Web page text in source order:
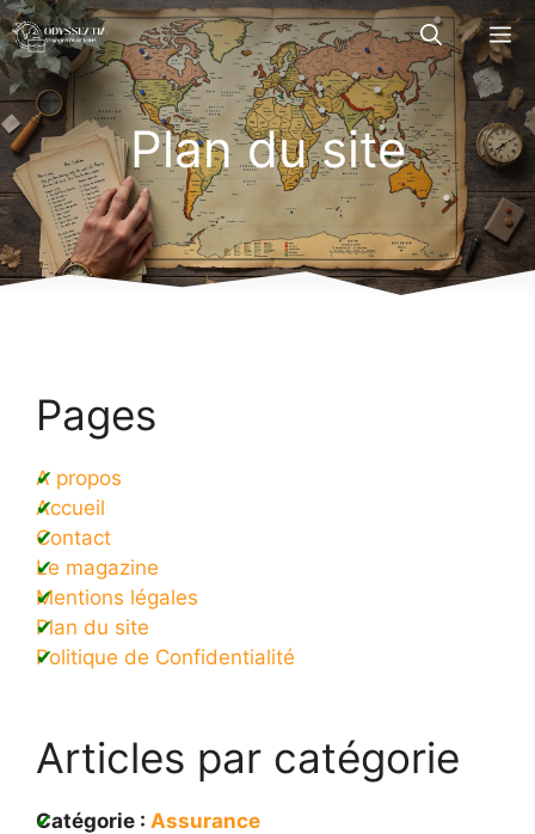
Aller
au
contenu
Plan du site
Pages
A propos
Accueil
Contact
Le magazine
Mentions légales
Plan du site
Politique de Confidentialité
Articles par catégorie
Catégorie : Assurance